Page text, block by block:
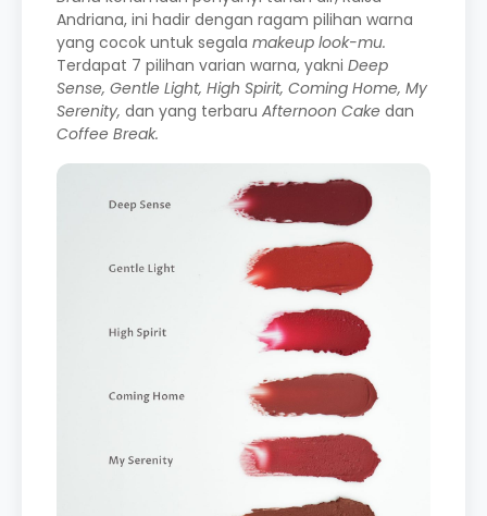
Andriana, ini hadir dengan ragam pilihan warna
yang cocok untuk segala makeup look-mu.
Terdapat 7 pilihan varian warna, yakni Deep
Sense, Gentle Light, High Spirit, Coming Home, My
Serenity, dan yang terbaru Afternoon Cake dan
Coffee Break.